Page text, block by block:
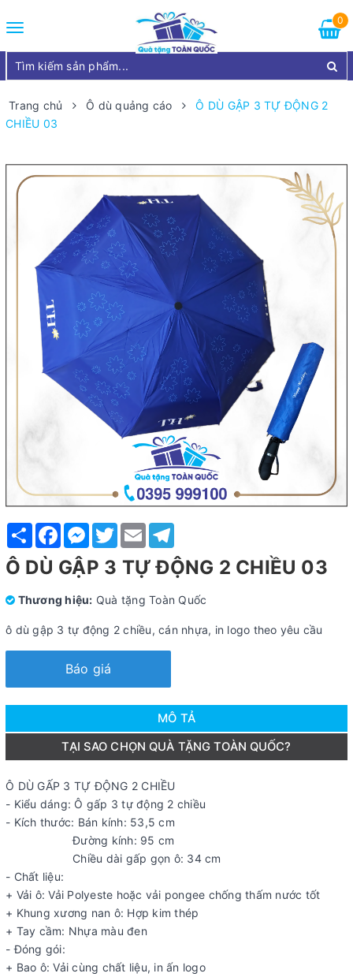
Toggle
0
Trang chủ Ô dù quảng cáo
Ô DÙ GẬP 3 TỰ ĐỘNG 2
CHIỀU 03
Share FacebookMessenger
TwitterEmail
Ô DÙ GẬP 3 TỰ ĐỘNG 2 CHIỀU 03
Thương hiệu: Quà tặng Toàn Quốc
ô dù gập 3 tự động 2 chiều, cán nhựa, in logo theo yêu cầu
Báo giá
MÔ TẢ
TẠI SAO CHỌN QUÀ TẶNG TOÀN QUỐC?
Ô DÙ GẤP 3 TỰ ĐỘNG 2 CHIỀU
- Kiểu dáng: Ô gấp 3 tự động 2 chiều
- Kích thước: Bán kính: 53,5 cm
Đường kính: 95 cm
Chiều dài gấp gọn ô: 34 cm
- Chất liệu:
+ Vải ô: Vải Polyeste hoặc vải pongee chống thấm nước tốt
+ Khung xương nan ô: Hợp kim thép
+ Tay cầm: Nhựa màu đen
- Đóng gói:
+ Bao ô: Vải cùng chất liệu, in ấn logo